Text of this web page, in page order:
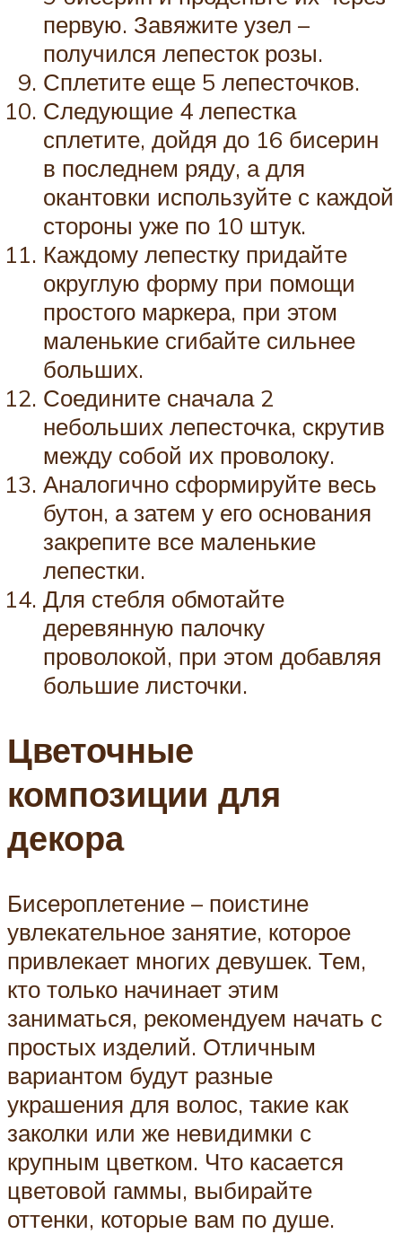
первую. Завяжите узел –
получился лепесток розы.
Сплетите еще 5 лепесточков.
Следующие 4 лепестка
сплетите, дойдя до 16 бисерин
в последнем ряду, а для
окантовки используйте с каждой
стороны уже по 10 штук.
Каждому лепестку придайте
округлую форму при помощи
простого маркера, при этом
маленькие сгибайте сильнее
больших.
Соедините сначала 2
небольших лепесточка, скрутив
между собой их проволоку.
Аналогично сформируйте весь
бутон, а затем у его основания
закрепите все маленькие
лепестки.
Для стебля обмотайте
деревянную палочку
проволокой, при этом добавляя
большие листочки.
Цветочные
композиции для
декора
Бисероплетение – поистине
увлекательное занятие, которое
привлекает многих девушек. Тем,
кто только начинает этим
заниматься, рекомендуем начать с
простых изделий. Отличным
вариантом будут разные
украшения для волос, такие как
заколки или же невидимки с
крупным цветком. Что касается
цветовой гаммы, выбирайте
оттенки, которые вам по душе.